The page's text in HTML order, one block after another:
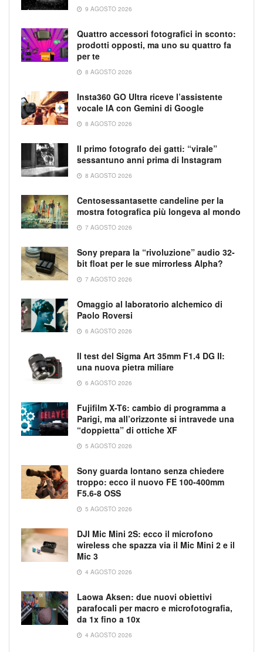
9 AGOSTO 2026
Quattro accessori fotografici in sconto:
prodotti opposti, ma uno su quattro fa
per te
8 AGOSTO 2026
Insta360 GO Ultra riceve l’assistente
vocale IA con Gemini di Google
8 AGOSTO 2026
Il primo fotografo dei gatti: “virale”
sessantuno anni prima di Instagram
8 AGOSTO 2026
Centosessantasette candeline per la
mostra fotografica più longeva al mondo
7 AGOSTO 2026
Sony prepara la “rivoluzione” audio 32-
bit float per le sue mirrorless Alpha?
7 AGOSTO 2026
Omaggio al laboratorio alchemico di
Paolo Roversi
6 AGOSTO 2026
Il test del Sigma Art 35mm F1.4 DG II:
una nuova pietra miliare
6 AGOSTO 2026
Fujifilm X-T6: cambio di programma a
Parigi, ma all’orizzonte si intravede una
“doppietta” di ottiche XF
5 AGOSTO 2026
Sony guarda lontano senza chiedere
troppo: ecco il nuovo FE 100-400mm
F5.6-8 OSS
5 AGOSTO 2026
DJI Mic Mini 2S: ecco il microfono
wireless che spazza via il Mic Mini 2 e il
Mic 3
4 AGOSTO 2026
Laowa Aksen: due nuovi obiettivi
parafocali per macro e microfotografia,
da 1x fino a 10x
4 AGOSTO 2026